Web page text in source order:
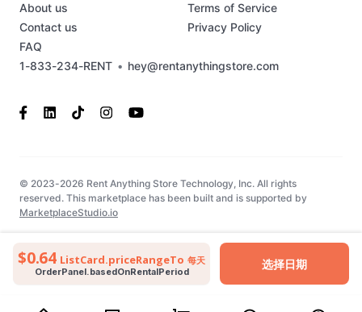
$0.64 ListCard.priceRangeTo 每天
OrderPanel.basedOnRentalPeriod
选择日期
1-833-234-RENT • hey@rentanythingstore.com
About us
Contact us
FAQ
Terms of Service
Privacy Policy
© 2023-2026 Rent Anything Store Technology, Inc. All rights
reserved. This marketplace has been built and is supported by
MarketplaceStudio.io